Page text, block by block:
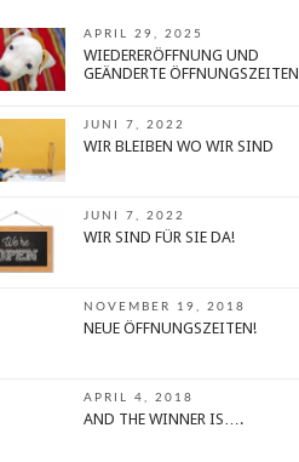
APRIL 29, 2025
WIEDERERÖFFNUNG UND
GEÄNDERTE ÖFFNUNGSZEITEN
JUNI 7, 2022
WIR BLEIBEN WO WIR SIND
JUNI 7, 2022
WIR SIND FÜR SIE DA!
NOVEMBER 19, 2018
NEUE ÖFFNUNGSZEITEN!
APRIL 4, 2018
AND THE WINNER IS….